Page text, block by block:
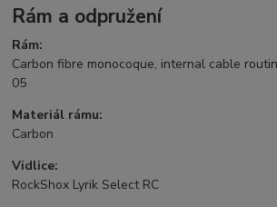
Rám a odpružení
Rám:
Carbon fibre monocoque, internal cable
05
Materiál rámu:
Carbon
Vidlice:
RockShox Lyrik Select RC